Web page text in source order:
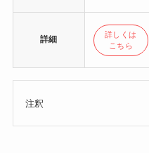
詳細
詳しくは
こちら
注釈